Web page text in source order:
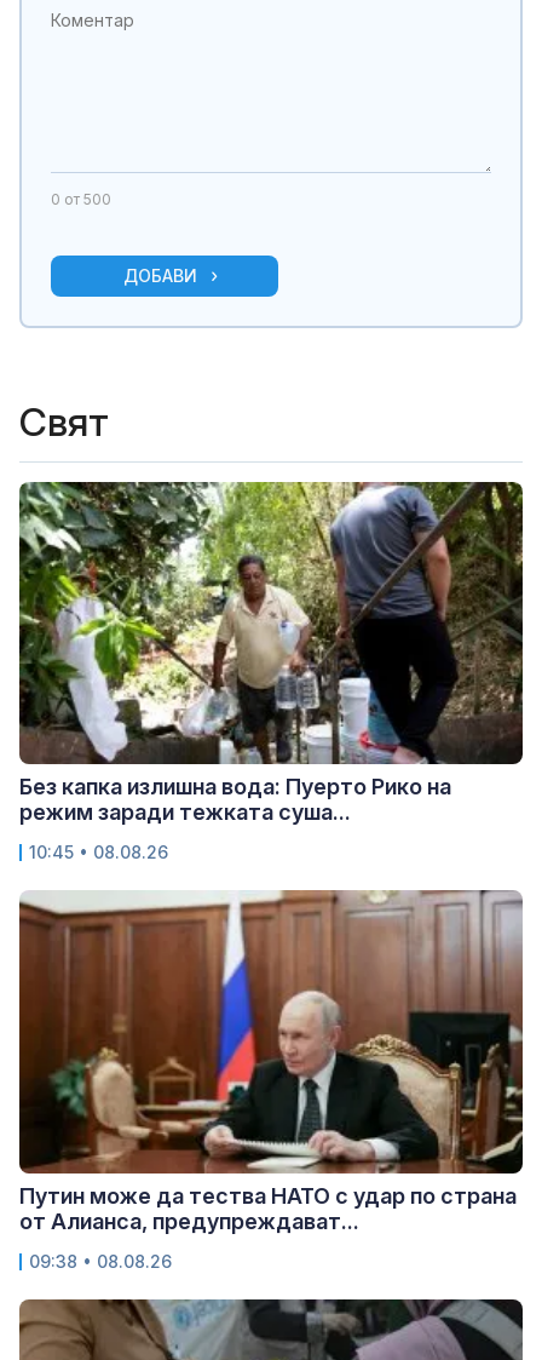
0 от 500
ДОБАВИ
Свят
Без капка излишна вода: Пуерто Рико на
режим заради тежката суша...
10:45 • 08.08.26
Путин може да тества НАТО с удар по страна
от Алианса, предупреждават...
09:38 • 08.08.26